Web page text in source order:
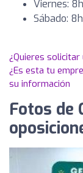
Viernes:
Sábado:
¿Quieres solicitar
¿Es esta tu
su información
Fotos de